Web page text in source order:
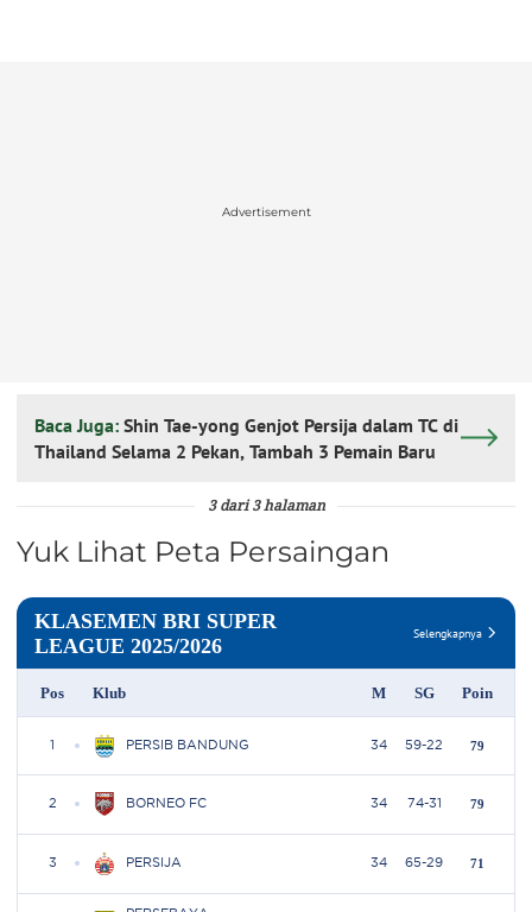
Advertisement
Baca Juga: Shin Tae-yong Genjot Persija dalam TC di
Thailand Selama 2 Pekan, Tambah 3 Pemain Baru
3 dari 3 halaman
Yuk Lihat Peta Persaingan